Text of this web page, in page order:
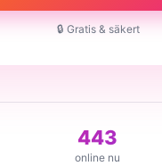
🔒 Gratis & säkert
443
online nu